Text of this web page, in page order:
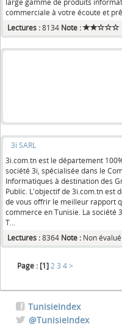
commerciale à votre écoute et
Lectures :8134 Note :
3i SARL
3i.com.tn est le département
société 3i, spécialisée dans le
Informatiques à destination des
Public. L'objectif de 3i.com.tn est
de vous offrir le meilleur rapport
commerce en Tunisie. La société
T...
Lectures :8364 Note : Non évalué
Page : [1] 2 3 4 >
TunisieIndex
@TunisieIndex